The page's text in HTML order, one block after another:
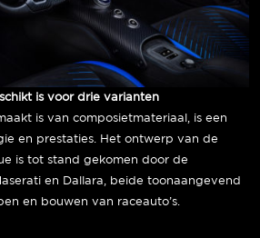
is voor drie varianten
is van composietmateriaal, is een
en prestaties. Het ontwerp van de
is tot stand gekomen door de
en Dallara, beide toonaangevend
en bouwen van raceauto’s.